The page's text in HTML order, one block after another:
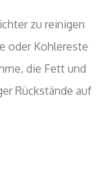
zu reinigen
oder Kohlereste
die Fett und
Rückstände auf